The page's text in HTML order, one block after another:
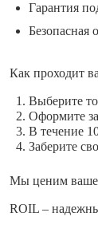
Гарантия
Безопасная
Как проходит
Выберите
Оформите
В течение
Заберите
Мы ценим ваше
ROIL –